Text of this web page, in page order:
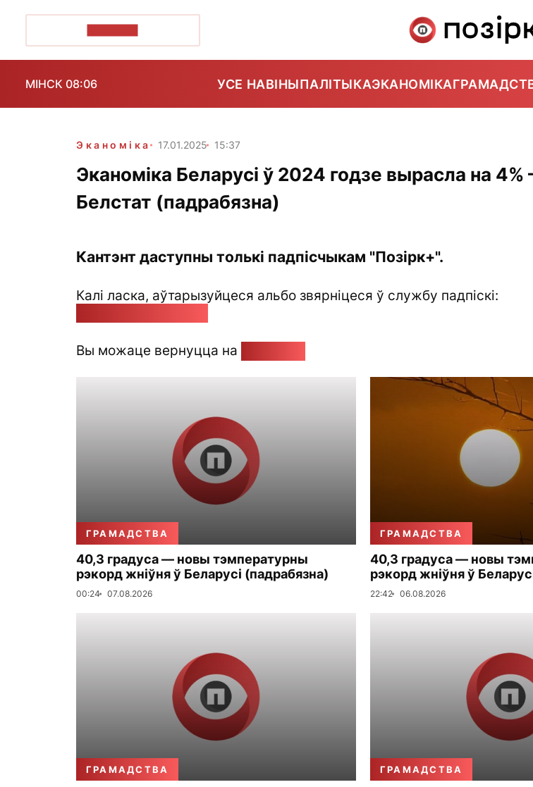
МІНСК 08:06 УСЕ НАВІНЫПАЛІТЫКАЭКАНОМІКА
Эканоміка 17.01.2025 15:37
Эканоміка Беларусі ў 2024 годзе вырасла на
Белстат (падрабязна)
Кантэнт даступны толькі падпісчыкам "Позірк+".
Калі ласка, аўтарызуйцеся альбо звярніцеся ў службу падпіскі:
Вы можаце вернуцца на
ГРАМАДСТВА
40,3 градуса — новы тэмпературны
рэкорд жніўня ў Беларусі (падрабязна)
00:24 07.08.2026
ГРАМАДСТВА
40,3 градуса — новы
рэкорд жніўня ў
22:42 06.08.2026
ГРАМАДСТВА ГРАМАДСТВА